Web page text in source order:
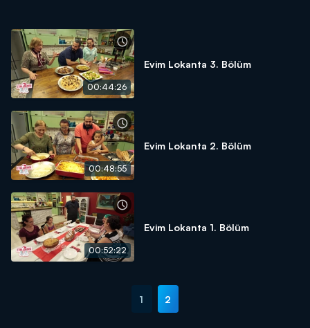
00:44:26
Evim Lokanta 3. Bölüm
00:48:55
Evim Lokanta 2. Bölüm
00:52:22
Evim Lokanta 1. Bölüm
1 2